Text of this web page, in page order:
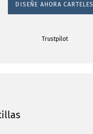
DISEÑE AHORA CARTELES
Trustpilot